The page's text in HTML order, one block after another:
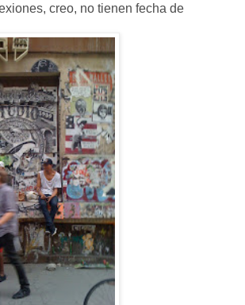
creo, no tienen fecha de